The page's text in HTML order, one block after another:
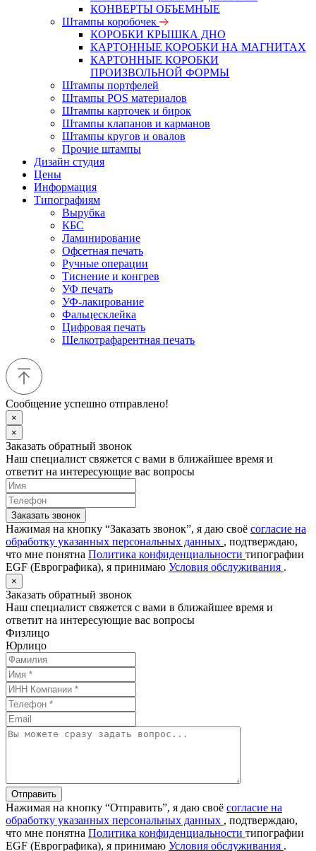
КОНВЕРТЫ ОБЪЕМНЫЕ
Штампы коробочек
КОРОБКИ КРЫШКА ДНО
КАРТОННЫЕ КОРОБКИ НА МАГНИТАХ
КАРТОННЫЕ КОРОБКИ
ПРОИЗВОЛЬНОЙ ФОРМЫ
Штампы портфелей
Штампы POS материалов
Штампы карточек и бирок
Штампы клапанов и карманов
Штампы кругов и овалов
Прочие штампы
Дизайн студия
Цены
Информация
Типографиям
Вырубка
КБС
Ламинирование
Офсетная печать
Ручные операции
Тиснение и конгрев
УФ печать
УФ-лакирование
Фальцесклейка
Цифровая печать
Шелкотрафарентная печать
Сообщение успешно отправлено!
×
×
Заказать обратный звонок
Наш специалист свяжется с вами в ближайшее время и
ответит на интересующие вас вопросы
Заказать звонок
Нажимая на кнопку “Заказать звонок”, я даю своё согласие на
обработку указанных персональных данных , подтверждаю,
что мне понятна Политика конфиденциальности типографии
EGF (Еврографика), я принимаю Условия обслуживания .
×
Заказать обратный звонок
Наш специалист свяжется с вами в ближайшее время и
ответит на интересующие вас вопросы
Физлицо
Юрлицо
Отправить
Нажимая на кнопку “Отправить”, я даю своё согласие на
обработку указанных персональных данных , подтверждаю,
что мне понятна Политика конфиденциальности типографии
EGF (Еврографика), я принимаю Условия обслуживания .